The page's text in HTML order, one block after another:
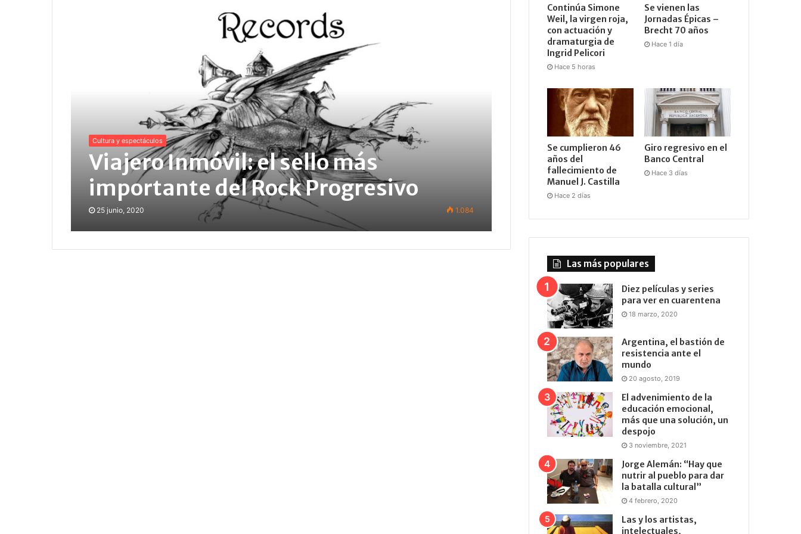
Cultura y espectáculos
Viajero Inmóvil: el sello más
importante del Rock Progresivo
25 junio, 2020 1.084
Continúa Simone
Weil, la virgen roja,
con actuación y
dramaturgia de
Ingrid Pelicori
Hace 5 horas
Se vienen las
Jornadas Épicas –
Brecht 70 años
Hace 1 día
Se cumplieron 46
años del
fallecimiento de
Manuel J. Castilla
Hace 2 días
Giro regresivo en el
Banco Central
Hace 3 días
Las más populares
Diez películas y series
para ver en cuarentena
18 marzo, 2020
Argentina, el bastión de
resistencia ante el
mundo
20 agosto, 2019
El advenimiento de la
educación emocional,
más que una solución, un
despojo
3 noviembre, 2021
Jorge Alemán: “Hay que
nutrir al pueblo para dar
la batalla cultural”
4 febrero, 2020
Las y los artistas,
intelectuales,